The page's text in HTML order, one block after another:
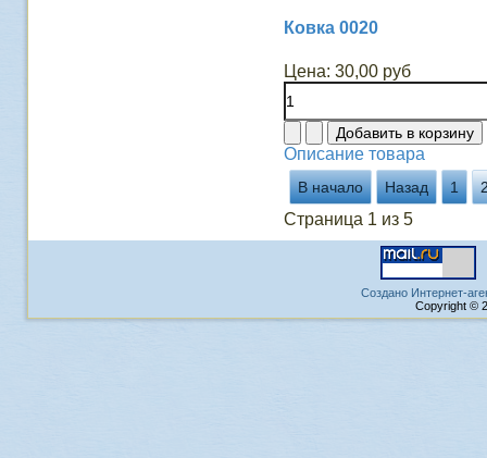
Ковка 0020
Цена: 30,00 руб
Описание товара
В начало Назад 1
Страница 1 из 5
Создано Интернет-
Copyright ©